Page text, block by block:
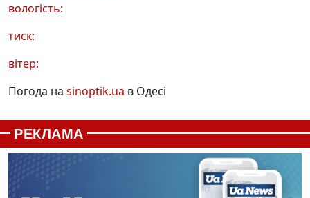
вологість:
тиск:
вітер:
Погода на sinoptik.ua в Одесі
РЕКЛАМА